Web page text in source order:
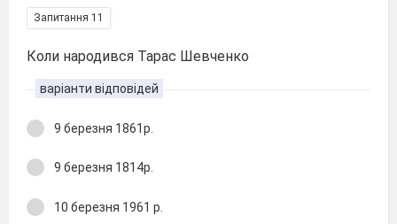
Запитання 11
Коли народився Тарас Шевченко
варіанти відповідей
9 березня 1861р.
9 березня 1814р.
10 березня 1961 р.